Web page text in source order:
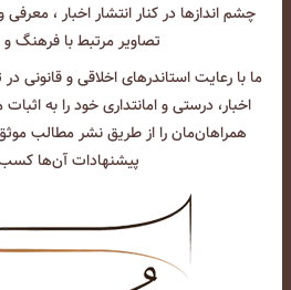
چشم انداز‌ها در کنار انتشار اخبار ،
تصاویر مرتبط با فرهنگ
ما با رعایت استاندرهای اخلاقی و قانونی
اخبار، درستی و امانتداری خود را به
همراهان‌مان را از طریق نشر مطالب
پیشنهادات آن‌ها